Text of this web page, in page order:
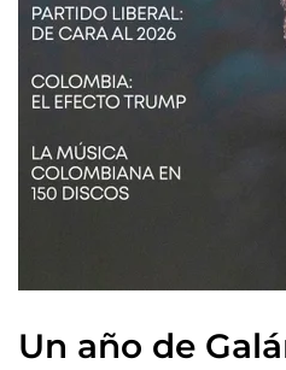
Un año de